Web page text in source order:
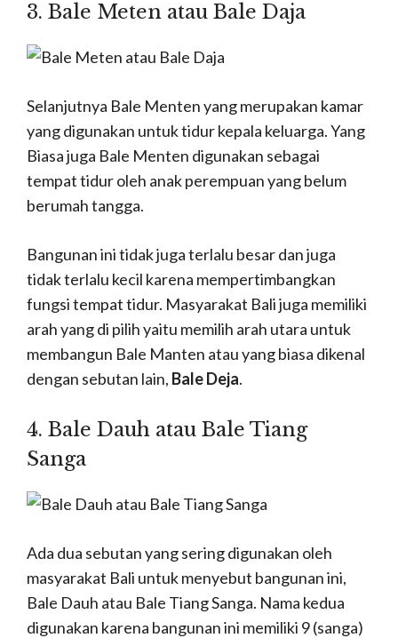
3. Bale Meten atau Bale Daja
Selanjutnya Bale Menten yang merupakan kamar
yang digunakan untuk tidur kepala keluarga.Yang
Biasa juga Bale Menten digunakan sebagai
tempat tidur oleh anak perempuan yang belum
berumah tangga.
Bangunan ini tidak juga terlalu besar dan juga
tidak terlalu kecil karena mempertimbangkan
fungsi tempat tidur. Masyarakat Bali juga memiliki
arah yang di pilih yaitu memilih arah utara untuk
membangun Bale Manten atau yang biasa dikenal
dengan sebutan lain, Bale Deja.
4. Bale Dauh atau Bale Tiang
Sanga
Ada dua sebutan yang sering digunakan oleh
masyarakat Bali untuk menyebut bangunan ini,
Bale Dauh atau Bale Tiang Sanga. Nama kedua
digunakan karena bangunan ini memiliki 9 (sanga)